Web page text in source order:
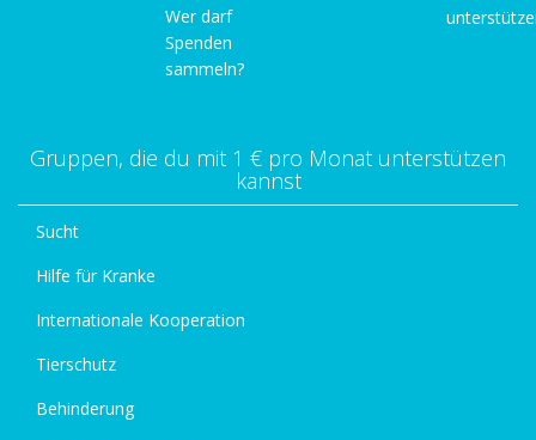
Wer darf
Spenden
sammeln?
Gruppen, die du mit 1 € pro Monat unterstützen
kannst
Sucht
Hilfe für Kranke
Internationale Kooperation
Tierschutz
Behinderung